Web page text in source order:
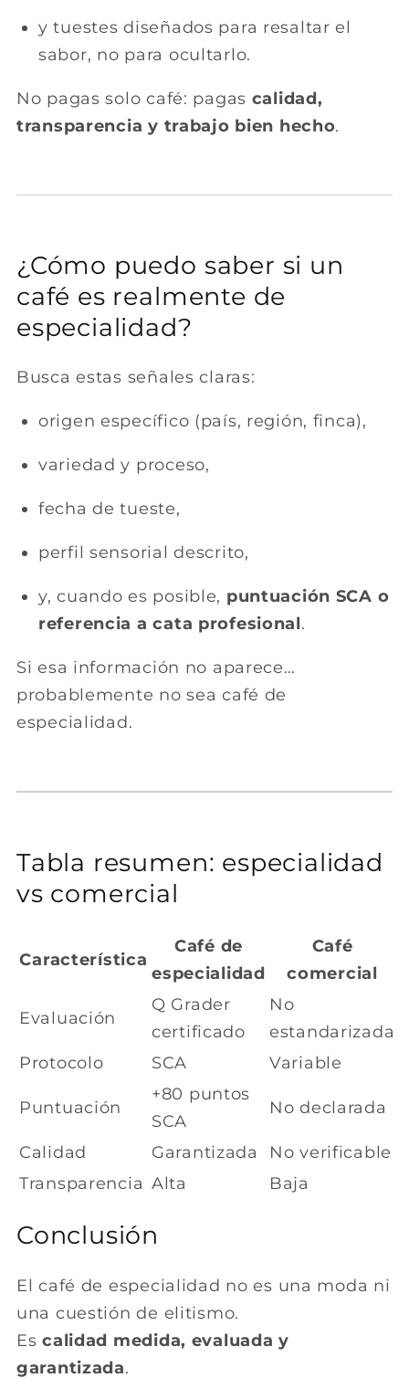
y tuestes diseñados para resaltar el
sabor, no para ocultarlo.
No pagas solo café: pagas calidad,
transparencia y trabajo bien hecho.
¿Cómo puedo saber si un
café es realmente de
especialidad?
Busca estas señales claras:
origen específico (país, región, finca),
variedad y proceso,
fecha de tueste,
perfil sensorial descrito,
y, cuando es posible, puntuación SCA o
referencia a cata profesional.
Si esa información no aparece…
probablemente no sea café de
especialidad.
Tabla resumen: especialidad
vs comercial
Característica
Café de
especialidad
Café
comercial
Evaluación
Q Grader
certificado
No
estandarizada
Protocolo
SCA Variable
Puntuación
+80 puntos
SCA
No declarada
Calidad Garantizada
No verificable
Transparencia Alta Baja
Conclusión
El café de especialidad no es una moda ni
una cuestión de elitismo.
Escalidad medida, evaluada y
garantizada.